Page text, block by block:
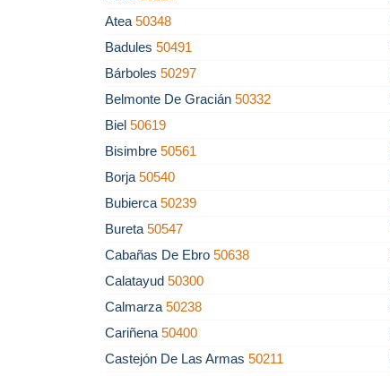
Atea 50348
Badules 50491
Bárboles 50297
Belmonte De Gracián 50332
Biel 50619
Bisimbre 50561
Borja 50540
Bubierca 50239
Bureta 50547
Cabañas De Ebro 50638
Calatayud 50300
Calmarza 50238
Cariñena 50400
Castejón De Las Armas 50211